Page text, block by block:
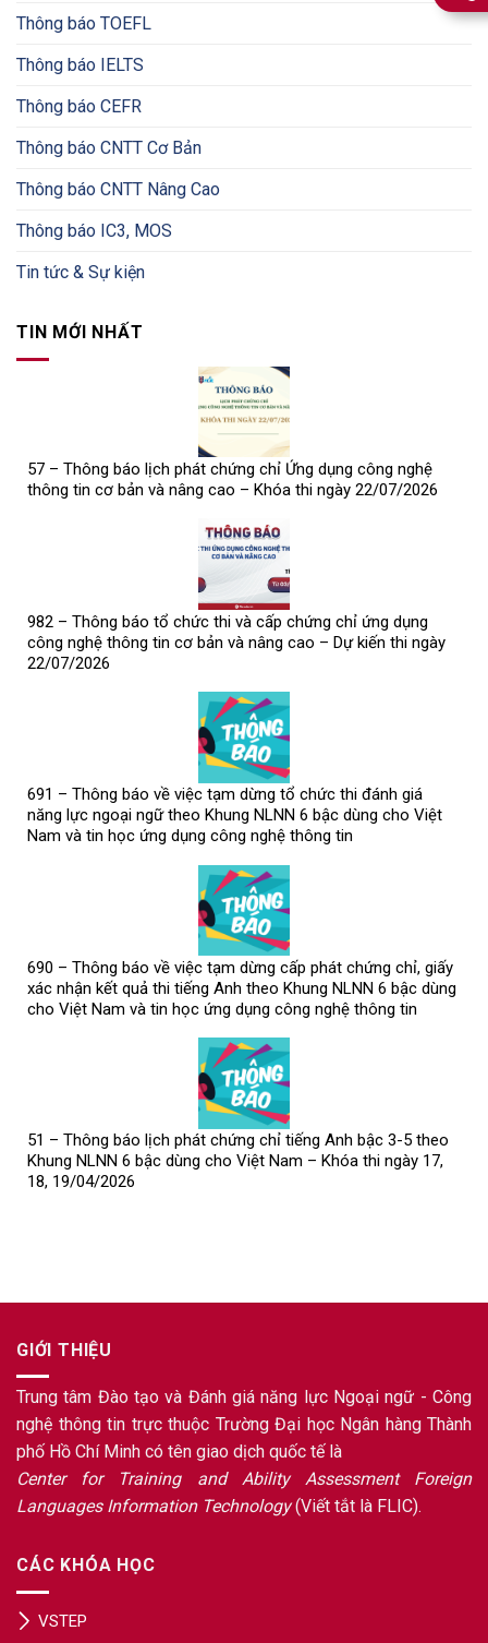
Thông báo TOEFL
Thông báo IELTS
Thông báo CEFR
Thông báo CNTT Cơ Bản
Thông báo CNTT Nâng Cao
Thông báo IC3, MOS
Tin tức & Sự kiện
TIN MỚI NHẤT
57 – Thông báo lịch phát chứng chỉ Ứng dụng công nghệ
thông tin cơ bản và nâng cao – Khóa thi ngày 22/07/2026
982 – Thông báo tổ chức thi và cấp chứng chỉ ứng dụng
công nghệ thông tin cơ bản và nâng cao – Dự kiến thi ngày
22/07/2026
691 – Thông báo về việc tạm dừng tổ chức thi đánh giá
năng lực ngoại ngữ theo Khung NLNN 6 bậc dùng cho Việt
Nam và tin học ứng dụng công nghệ thông tin
690 – Thông báo về việc tạm dừng cấp phát chứng chỉ, giấy
xác nhận kết quả thi tiếng Anh theo Khung NLNN 6 bậc dùng
cho Việt Nam và tin học ứng dụng công nghệ thông tin
51 – Thông báo lịch phát chứng chỉ tiếng Anh bậc 3-5 theo
Khung NLNN 6 bậc dùng cho Việt Nam – Khóa thi ngày 17,
18, 19/04/2026
GIỚI THIỆU
Trung tâm Đào tạo và Đánh giá năng lực Ngoại ngữ - Công
nghệ thông tin trực thuộc Trường Đại học Ngân hàng Thành
phố Hồ Chí Minh có tên giao dịch quốc tế là
Center for Training and Ability Assessment Foreign
Languages Information Technology(Viết tắt là FLIC).
CÁC KHÓA HỌC
VSTEP